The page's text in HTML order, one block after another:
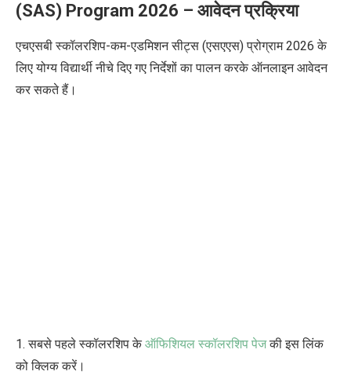
(SAS) Program 2026 – आवेदन प्रक्रिया
एचएसबी स्कॉलरशिप-कम-एडमिशन सीट्स (एसएएस) प्रोग्राम 2026 के
लिए योग्य विद्यार्थी नीचे दिए गए निर्देशों का पालन करके ऑनलाइन आवेदन
कर सकते हैं।
1. सबसे पहले स्कॉलरशिप केऑफिशियल स्कॉलरशिप पेजकी इस लिंक
को क्लिक करें।